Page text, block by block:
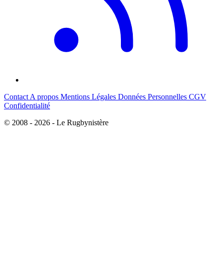
Contact A propos Mentions Légales Données Personnelles CGV
Confidentialité
© 2008 - 2026 - Le Rugbynistère